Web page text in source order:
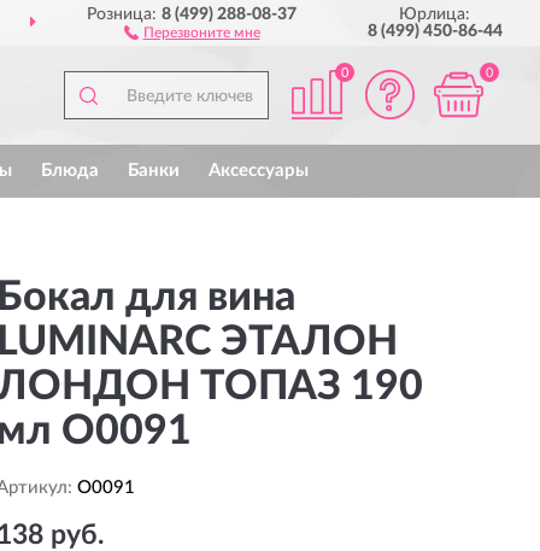
ДОСТАВИМ ПО ВСЕЙ РОССИИ
Розница:8 (499) 288-08-37
Перезвоните мне
Юрлица:
8 (499) 450-86-44
0 0
Блюда Банки Аксессуары
для вина
ЭТАЛОН
ТОПАЗ 190
O0091
O0091
руб.